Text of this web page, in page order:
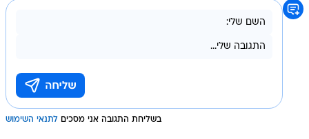
בשליחת התגובה אני מסכים לתנאי השימוש